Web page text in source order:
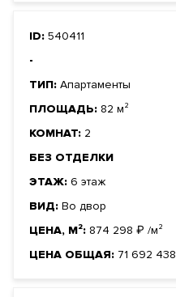
ID: 540411
-
ТИП: Апартаменты
ПЛОЩАДЬ: 82 м²
КОМНАТ: 2
БЕЗ ОТДЕЛКИ
ЭТАЖ: 6 этаж
ВИД: Во двор
ЦЕНА, М²: 874 298 ₽ /м²
ЦЕНА ОБЩАЯ: 71 692 438